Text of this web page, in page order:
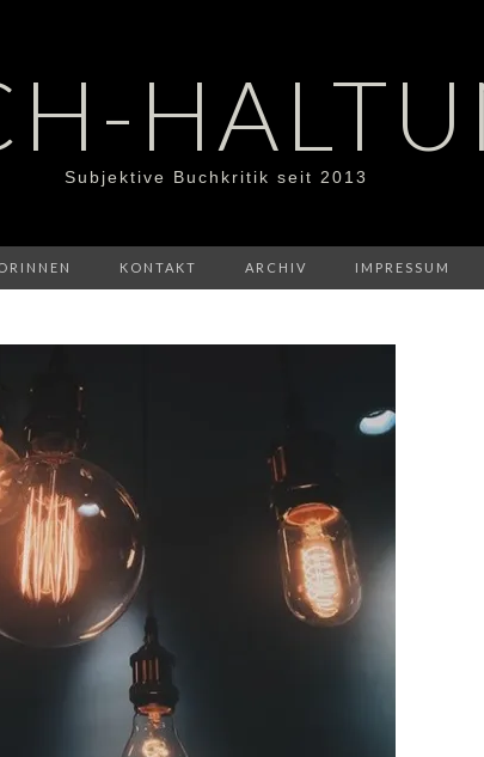
Subjektive Buchkritik seit 2013
KONTAKT ARCHIV IMPRESSUM